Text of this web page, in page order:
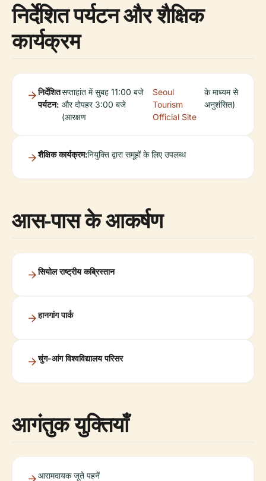
निर्देशित पर्यटन और शैक्षिक
कार्यक्रम
निर्देशित
पर्यटन:
सप्ताहांत में सुबह 11:00 बजे
और दोपहर 3:00 बजे
(आरक्षण
Seoul
Tourism
Official Site
के माध्यम से
अनुशंसित)
शैक्षिक कार्यक्रम:नियुक्ति द्वारा समूहों के लिए उपलब्ध
आस-पास के आकर्षण
सियोल राष्ट्रीय कब्रिस्तान
हानगांग पार्क
चुंग-आंग विश्वविद्यालय परिसर
आगंतुक युक्तियाँ
आरामदायक जूते पहनें